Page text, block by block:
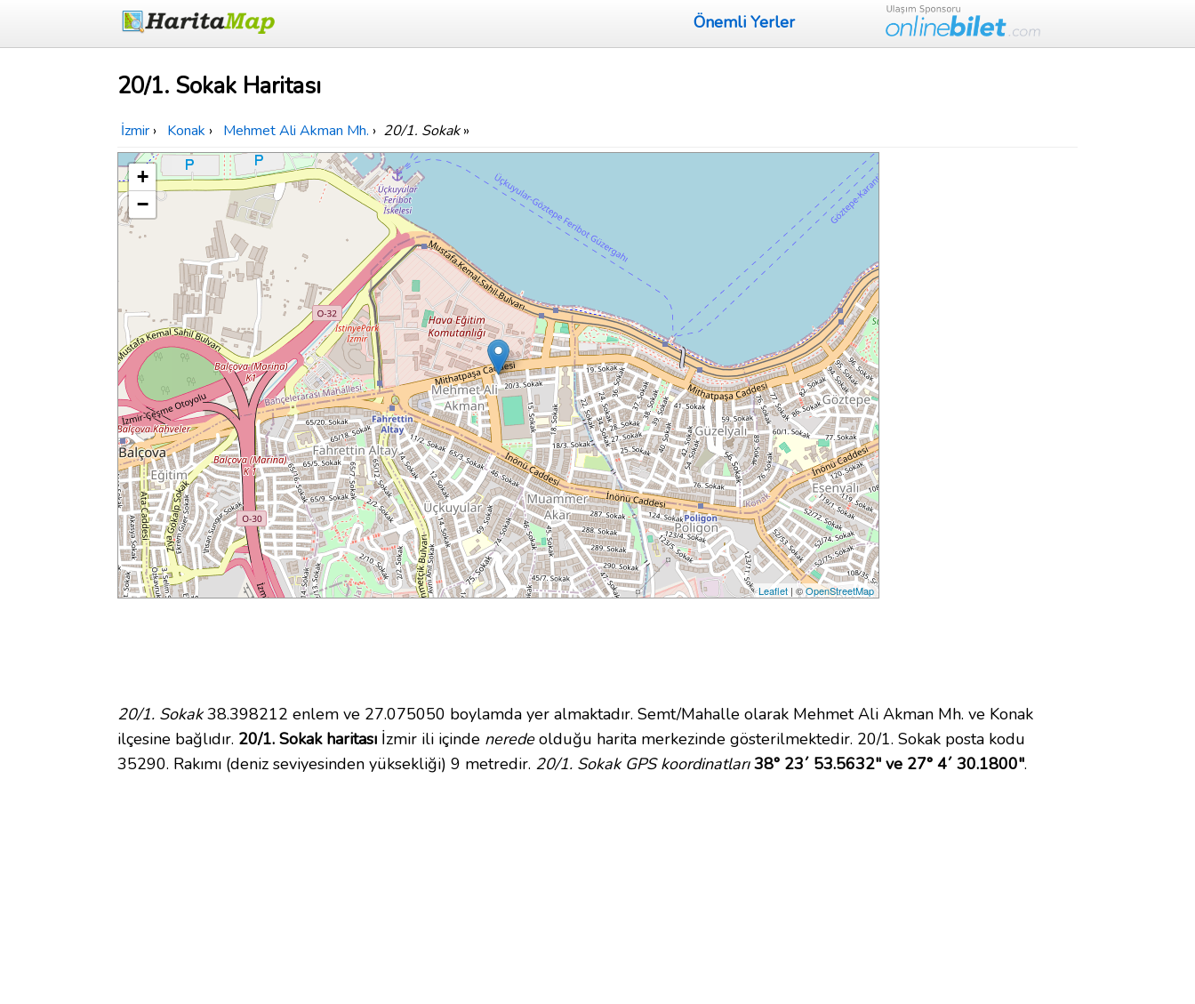
Önemli Yerler
20/1. Sokak Haritası
İzmir › Konak › Mehmet Ali Akman Mh. › 20/1. Sokak»
+
−
Leaflet | ©OpenStreetMap
20/1. Sokak38.398212 enlem ve 27.075050 boylamda yer almaktadır. Semt/Mahalle olarak Mehmet Ali Akman Mh. ve Konak
ilçesine bağlıdır. 20/1. Sokak haritası İzmir ili içinde neredeolduğu harita merkezinde gösterilmektedir. 20/1. Sokak posta kodu
35290. Rakımı (deniz seviyesinden yüksekliği) 9 metredir. 20/1. Sokak GPS koordinatları 38° 23´ 53.5632" ve 27° 4´ 30.1800".